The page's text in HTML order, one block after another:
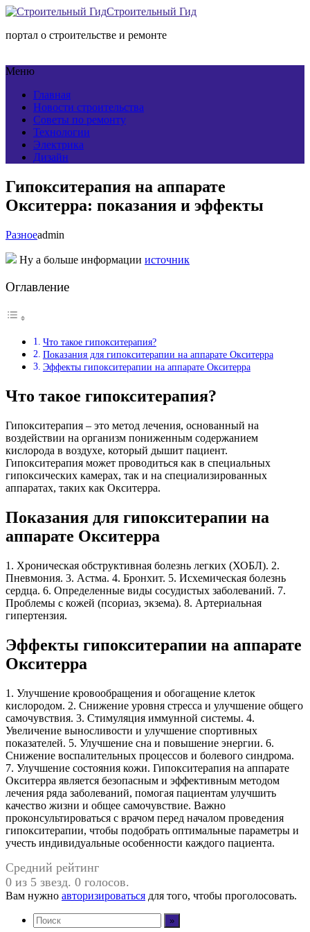
Строительный Гид
портал о строительстве и ремонте
Меню
Главная
Новости строительства
Советы по ремонту
Технологии
Электрика
Дизайн
Гипокситерапия на аппарате
Окситерра: показания и эффекты
Разноеadmin
Ну а больше информации источник
Оглавление
Что такое гипокситерапия?
Показания для гипокситерапии на аппарате Окситерра
Эффекты гипокситерапии на аппарате Окситерра
Что такое гипокситерапия?
Гипокситерапия – это метод лечения, основанный на
воздействии на организм пониженным содержанием
кислорода в воздухе, который дышит пациент.
Гипокситерапия может проводиться как в специальных
гипоксических камерах, так и на специализированных
аппаратах, таких как Окситерра.
Показания для гипокситерапии на
аппарате Окситерра
1. Хроническая обструктивная болезнь легких (ХОБЛ). 2.
Пневмония. 3. Астма. 4. Бронхит. 5. Исхемическая болезнь
сердца. 6. Определенные виды сосудистых заболеваний. 7.
Проблемы с кожей (псориаз, экзема). 8. Артериальная
гипертензия.
Эффекты гипокситерапии на аппарате
Окситерра
1. Улучшение кровообращения и обогащение клеток
кислородом. 2. Снижение уровня стресса и улучшение общего
самочувствия. 3. Стимуляция иммунной системы. 4.
Увеличение выносливости и улучшение спортивных
показателей. 5. Улучшение сна и повышение энергии. 6.
Снижение воспалительных процессов и болевого синдрома.
7. Улучшение состояния кожи. Гипокситерапия на аппарате
Окситерра является безопасным и эффективным методом
лечения ряда заболеваний, помогая пациентам улучшить
качество жизни и общее самочувствие. Важно
проконсультироваться с врачом перед началом проведения
гипокситерапии, чтобы подобрать оптимальные параметры и
учесть индивидуальные особенности каждого пациента.
Средний рейтинг
0 из 5 звезд. 0 голосов.
Вам нужно авторизироваться для того, чтобы проголосовать.